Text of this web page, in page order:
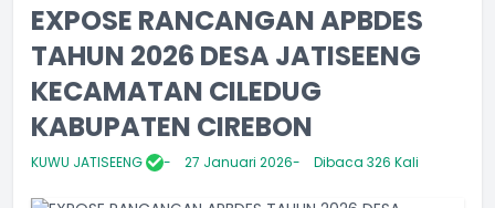
EXPOSE RANCANGAN APBDES
TAHUN 2026 DESA JATISEENG
KECAMATAN CILEDUG
KABUPATEN CIREBON
KUWU JATISEENG 27 Januari 2026 Dibaca 326 Kali